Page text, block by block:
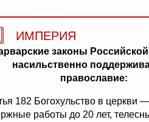
ИМПЕРИЯ
законы
насильственно
православие:
182 Богохульство в церкви
работы до 20 лет,